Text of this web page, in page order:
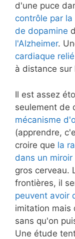
d'une puce
contrôle par la
de dopamine
l'Alzheimer.
cardiaque
à distance sur
Il est assez
seulement de
mécanisme
(apprendre,
croire que la
dans un miroir
gros cerveau.
frontières, il
peuvent avoir
imitation mais
sans qu'on
Une étude